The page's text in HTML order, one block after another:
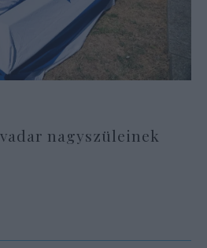
nagyszüleinek